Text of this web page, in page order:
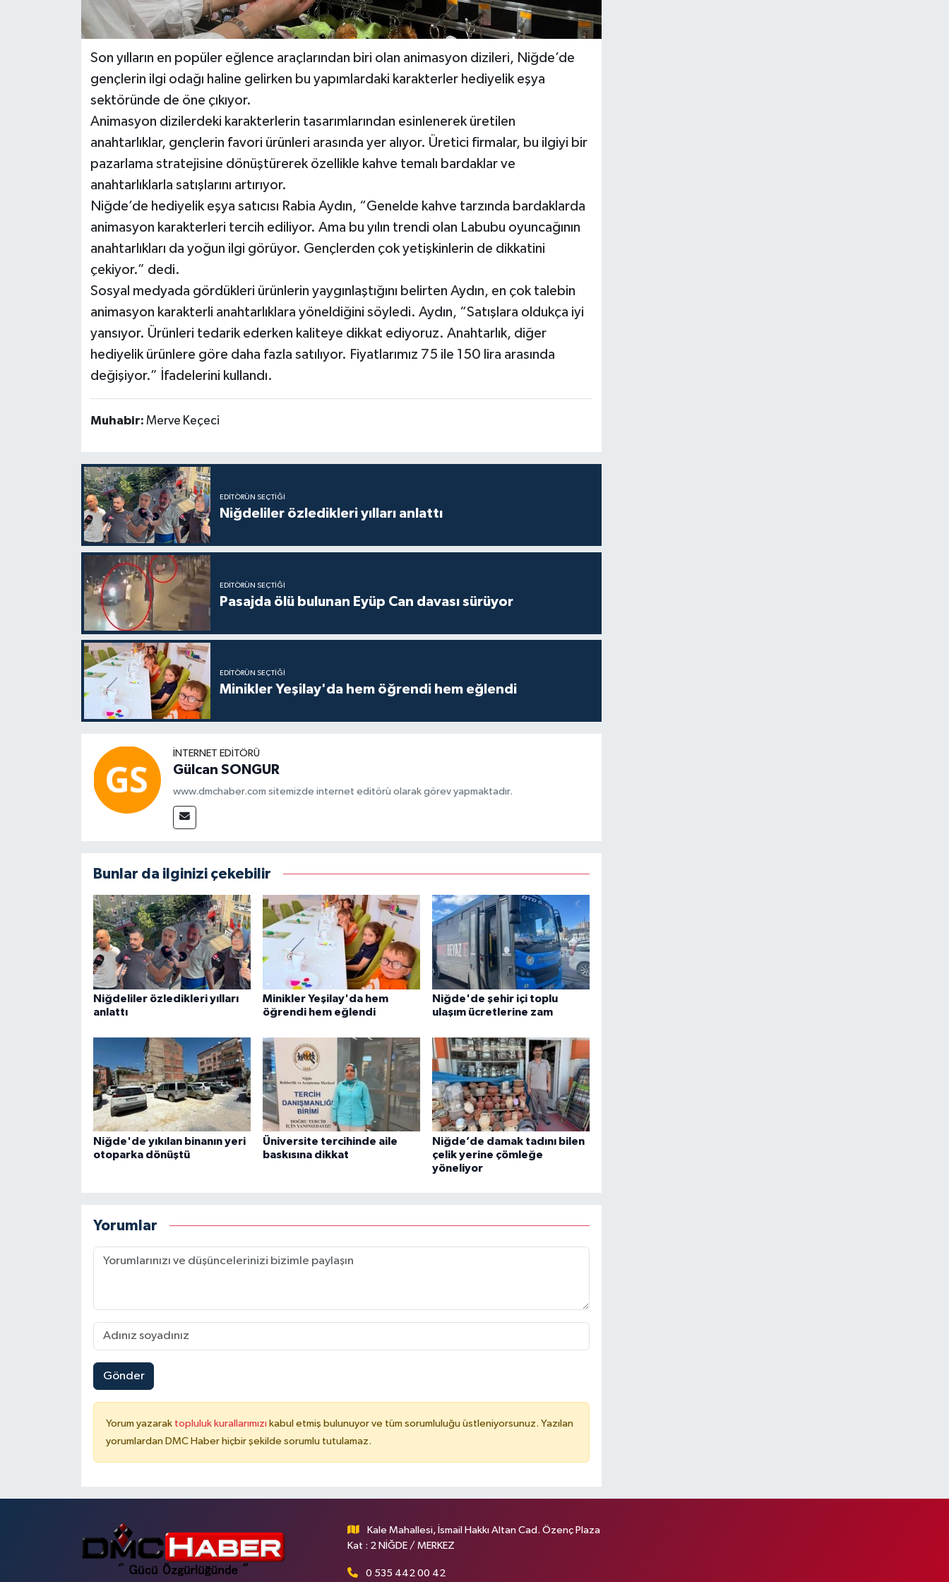
Son yılların en popüler eğlence araçlarından biri olan animasyon dizileri, Niğde’de
gençlerin ilgi odağı haline gelirken bu yapımlardaki karakterler hediyelik eşya
sektöründe de öne çıkıyor.
Animasyon dizilerdeki karakterlerin tasarımlarından esinlenerek üretilen
anahtarlıklar, gençlerin favori ürünleri arasında yer alıyor. Üretici firmalar, bu ilgiyi bir
pazarlama stratejisine dönüştürerek özellikle kahve temalı bardaklar ve
anahtarlıklarla satışlarını artırıyor.
Niğde’de hediyelik eşya satıcısı Rabia Aydın, “Genelde kahve tarzında bardaklarda
animasyon karakterleri tercih ediliyor. Ama bu yılın trendi olan Labubu oyuncağının
anahtarlıkları da yoğun ilgi görüyor. Gençlerden çok yetişkinlerin de dikkatini
çekiyor.” dedi.
Sosyal medyada gördükleri ürünlerin yaygınlaştığını belirten Aydın, en çok talebin
animasyon karakterli anahtarlıklara yöneldiğini söyledi. Aydın, “Satışlara oldukça iyi
yansıyor. Ürünleri tedarik ederken kaliteye dikkat ediyoruz. Anahtarlık, diğer
hediyelik ürünlere göre daha fazla satılıyor. Fiyatlarımız 75 ile 150 lira arasında
değişiyor.” İfadelerini kullandı.
Muhabir: Merve Keçeci
EDITÖRÜN SEÇTIĞI
Niğdeliler özledikleri yılları anlattı
EDITÖRÜN SEÇTIĞI
Pasajda ölü bulunan Eyüp Can davası sürüyor
EDITÖRÜN SEÇTIĞI
Minikler Yeşilay'da hem öğrendi hem eğlendi
İNTERNET EDITÖRÜ
Gülcan SONGUR
www.dmchaber.com sitemizde internet editörü olarak görev yapmaktadır.
Bunlar da ilginizi çekebilir
Niğdeliler özledikleri yılları
anlattı
Minikler Yeşilay'da hem
öğrendi hem eğlendi
Niğde'de şehir içi toplu
ulaşım ücretlerine zam
Niğde'de yıkılan binanın yeri
otoparka dönüştü
Üniversite tercihinde aile
baskısına dikkat
Niğde’de damak tadını bilen
çelik yerine çömleğe
yöneliyor
Yorumlar
Gönder
Yorum yazarak topluluk kurallarımızı kabul etmiş bulunuyor ve tüm sorumluluğu üstleniyorsunuz. Yazılan
yorumlardan DMC Haber hiçbir şekilde sorumlu tutulamaz.
Kale Mahallesi, İsmail Hakkı Altan Cad. Özenç Plaza
Kat : 2 NİĞDE / MERKEZ
0 535 442 00 42